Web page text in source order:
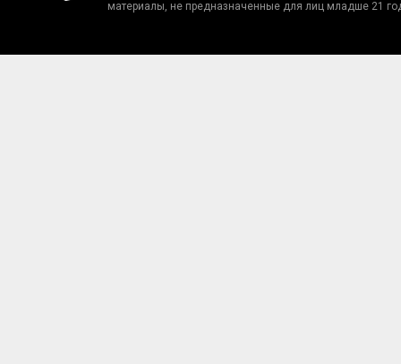
материалы, не предназначенные для лиц младше 21